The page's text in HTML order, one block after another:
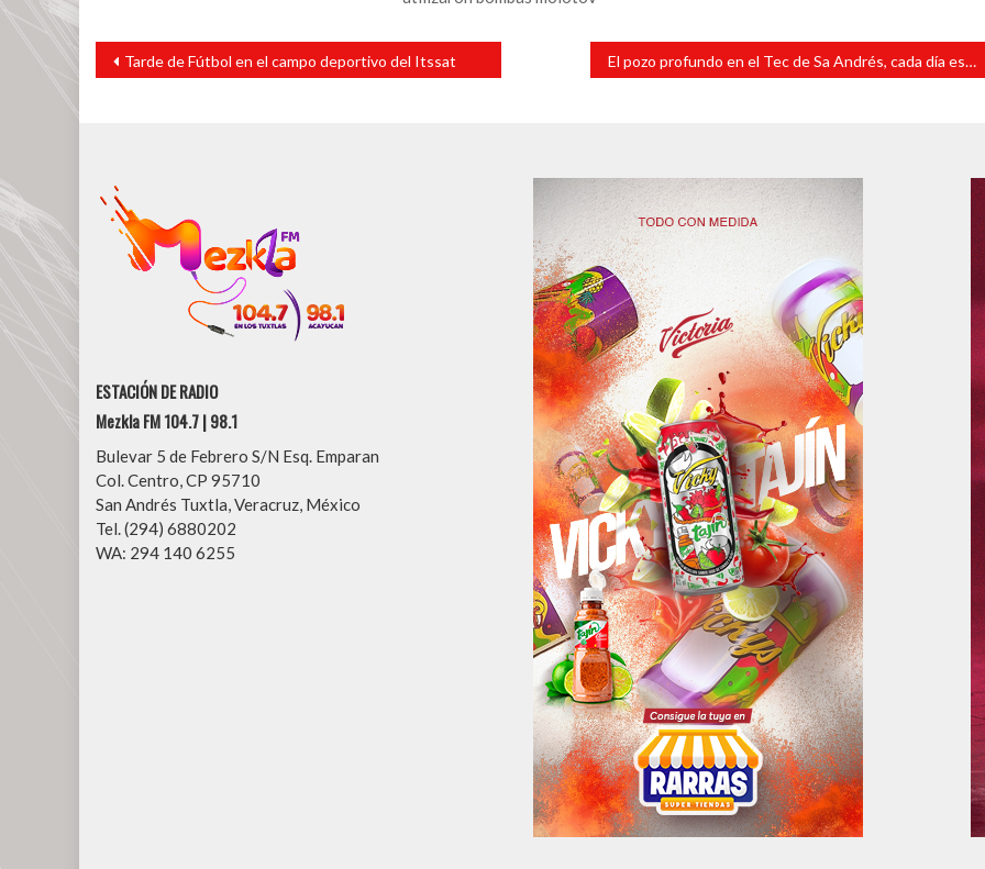
Navegación
entradas
Tarde de Fútbol en el campo deportivo del Itssat El pozo profundo en el Tec de Sa Andrés, cada día está más cerca
ESTACIÓN DE RADIO
Mezkla FM 104.7 | 98.1
Bulevar 5 de Febrero S/N Esq. Emparan
Col. Centro, CP 95710
San Andrés Tuxtla, Veracruz, México
Tel. (294) 6880202
WA: 294 140 6255